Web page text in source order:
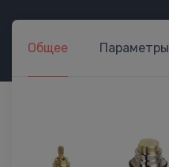
Общее Параметры